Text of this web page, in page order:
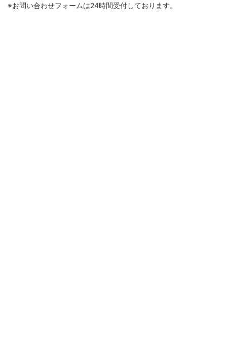
※お問い合わせフォームは24時間受付しております。